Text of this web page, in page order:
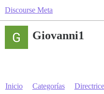
Discourse Meta
Giovanni1
Inicio Categorías